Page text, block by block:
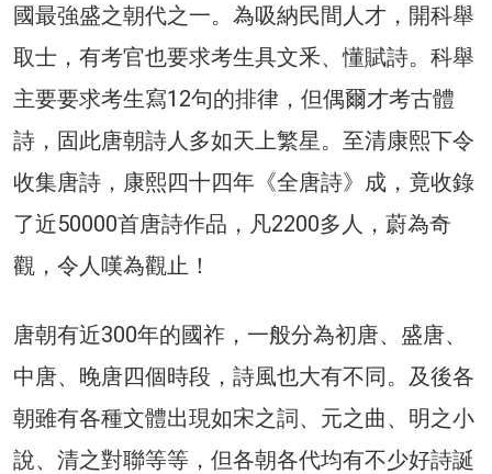
國最強盛之朝代之一。為吸納民間人才，開科舉
取士，有考官也要求考生具文釆、懂賦詩。科舉
主要要求考生寫12句的排律，但偶爾才考古體
詩，固此唐朝詩人多如天上繁星。至清康熙下令
收集唐詩，康熙四十四年《全唐詩》成，竟收錄
了近50000首唐詩作品，凡2200多人，蔚為奇
觀，令人嘆為觀止！
唐朝有近300年的國祚，一般分為初唐、盛唐、
中唐、晚唐四個時段，詩風也大有不同。及後各
朝雖有各種文體出現如宋之詞、元之曲、明之小
說、清之對聯等等，但各朝各代均有不少好詩誕